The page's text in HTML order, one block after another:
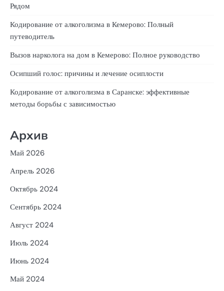
Рядом
Кодирование от алкоголизма в Кемерово: Полный
путеводитель
Вызов нарколога на дом в Кемерово: Полное руководство
Осипший голос: причины и лечение осиплости
Кодирование от алкоголизма в Саранске: эффективные
методы борьбы с зависимостью
Архив
Май 2026
Апрель 2026
Октябрь 2024
Сентябрь 2024
Август 2024
Июль 2024
Июнь 2024
Май 2024